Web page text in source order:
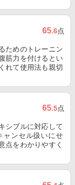
65.6点
ためのトレーニン
筋力を付けるとい
れて使用法も親切
65.5点
シブルに対応して
ャンセル扱いにせ
点をわかりやすく